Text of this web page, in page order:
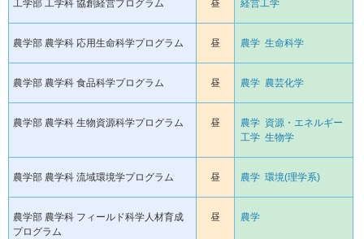
工学部 工学科 協創経営プログラム 昼 経営工学
農学部 農学科 応用生命科学プログラム 昼 農学 生命科学
農学部 農学科 食品科学プログラム 昼 農学 農芸化学
農学部 農学科 生物資源科学プログラム 昼 農学 資源・エネルギー
工学 生物学
農学部 農学科 流域環境学プログラム 昼 農学 環境(理学系)
農学部 農学科 フィールド科学人材育成
プログラム
昼 農学